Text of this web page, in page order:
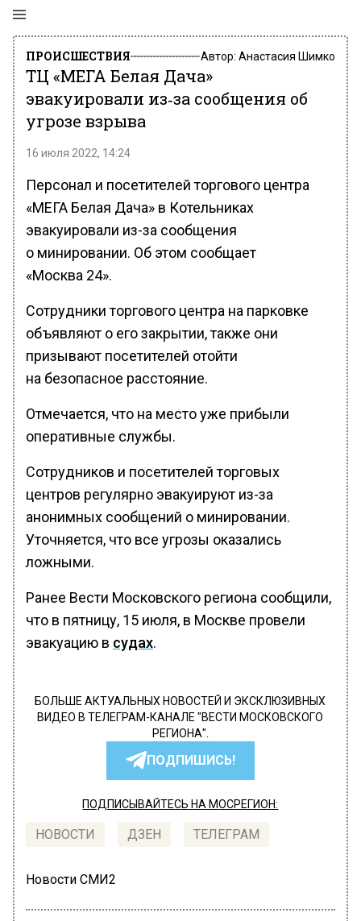
ПРОИСШЕСТВИЯ Автор: Анастасия Шимко
ТЦ «МЕГА Белая Дача»
эвакуировали из‑за сообщения об
угрозе взрыва
16 июля 2022, 14:24
Персонал и посетителей торгового центра
«МЕГА Белая Дача» в Котельниках
эвакуировали из-за сообщения
о минировании. Об этом сообщает
«Москва 24».
Сотрудники торгового центра на парковке
объявляют о его закрытии, также они
призывают посетителей отойти
на безопасное расстояние.
Отмечается, что на место уже прибыли
оперативные службы.
Сотрудников и посетителей торговых
центров регулярно эвакуируют из-за
анонимных сообщений о минировании.
Уточняется, что все угрозы оказались
ложными.
Ранее Вести Московского региона сообщили,
что в пятницу, 15 июля, в Москве провели
эвакуацию в судах.
БОЛЬШЕ АКТУАЛЬНЫХ НОВОСТЕЙ И ЭКСКЛЮЗИВНЫХ
ВИДЕО В ТЕЛЕГРАМ-КАНАЛЕ "ВЕСТИ МОСКОВСКОГО
РЕГИОНА".
ПОДПИШИСЬ!
ПОДПИСЫВАЙТЕСЬ НА МОСРЕГИОН:
НОВОСТИ ДЗЕН ТЕЛЕГРАМ
Новости СМИ2